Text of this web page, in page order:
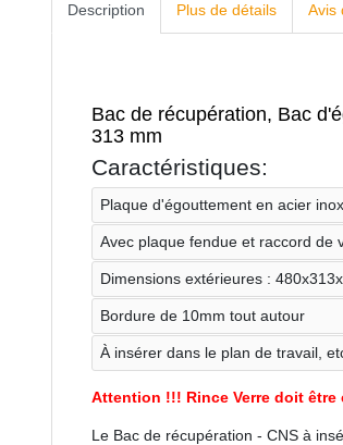
Description Plus de détails Avis
Bac de récupération, Bac
313 mm
Caractéristiques:
Plaque d'égouttement en acier
Avec plaque fendue et raccord de
Dimensions extérieures :
Bordure de 10mm tout autour
À insérer dans le plan de travail,
Attention !!! Rince Verre doit être
Le Bac de récupération - CNS à